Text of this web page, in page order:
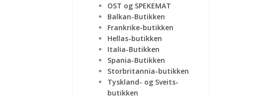
OST og SPEKEMAT
Balkan-Butikken
Frankrike-butikken
Hellas-butikken
Italia-Butikken
Spania-Butikken
Storbritannia-butikken
Tyskland- og Sveits-
butikken